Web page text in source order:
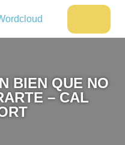
DÉBORAH
BIEN QUE NO
– CAL